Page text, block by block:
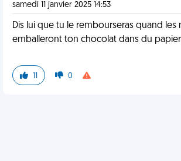
samedi 11 janvier 2025 14:53
Dis lui que tu le rembourseras quand les
emballeront ton chocolat dans du papier
11 0